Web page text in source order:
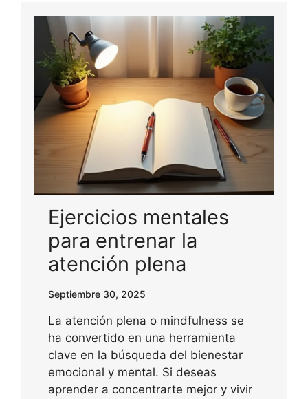
Ejercicios mentales
para entrenar la
atención plena
Septiembre 30, 2025
La atención plena o mindfulness se
ha convertido en una herramienta
clave en la búsqueda del bienestar
emocional y mental. Si deseas
aprender a concentrarte mejor y vivir